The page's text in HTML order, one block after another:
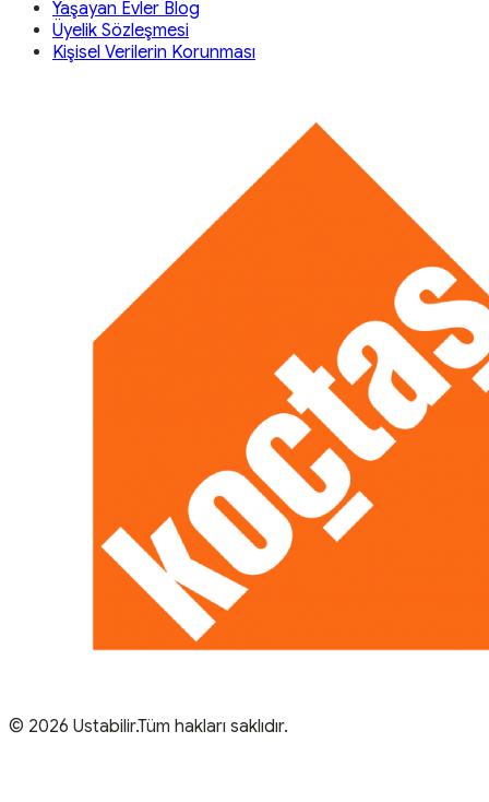
Yaşayan Evler Blog
Üyelik Sözleşmesi
Kişisel Verilerin Korunması
© 2026 Ustabilir.Tüm hakları saklıdır.